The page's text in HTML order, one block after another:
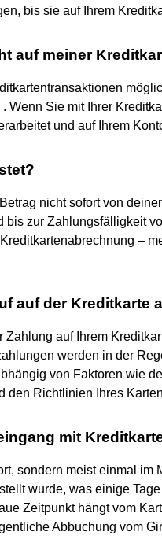
bis sie auf Ihrem
auf meiner
Wenn Sie mit Ihrer
und auf Ihrem
nicht sofort von
bis zur Zahlungsfälligkeit
–
auf der Kreditkarte
auf Ihrem
werden in der
von Faktoren wie
den Richtlinien Ihres
mit
sondern meist einmal im
wurde, was einige
Zeitpunkt hängt vom
Abbuchung vom